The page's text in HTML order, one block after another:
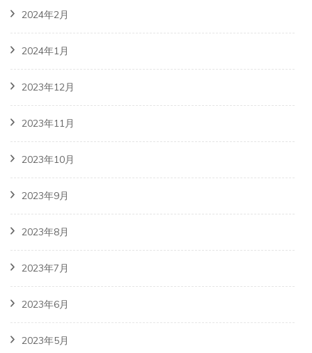
2024年2月
2024年1月
2023年12月
2023年11月
2023年10月
2023年9月
2023年8月
2023年7月
2023年6月
2023年5月